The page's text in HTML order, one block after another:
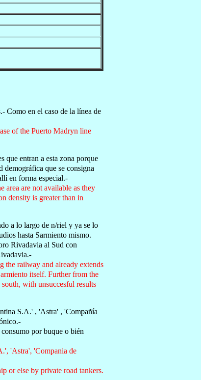
Como en el caso de la línea de
of the Puerto Madryn line
que entran a esta zona porque
demográfica que se consigna
en forma especial.-
area are not available as they
density is greater than in
a lo largo de n/riel y ya se lo
hasta Sarmiento mismo.
Rivadavia al Sud con
the railway and already extends
itself. Further from the
with unsuccesful results
S.A.' , 'Astra' , 'Compañía
por buque o bién
'Astra', 'Compania de
or else by private road tankers.